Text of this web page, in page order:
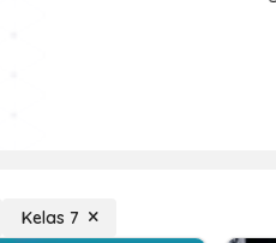
Kelas 7